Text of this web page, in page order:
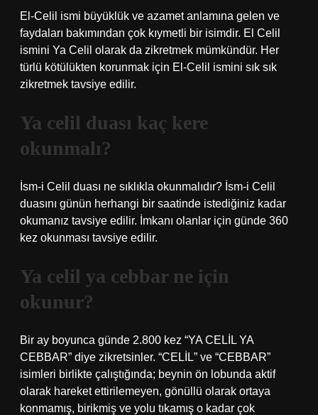
El-Celil ismi büyüklük ve azamet anlamına gelen ve
faydaları bakımından çok kıymetli bir isimdir. El Celil
ismini Ya Celil olarak da zikretmek mümkündür. Her
türlü kötülükten korunmak için El-Celil ismini sık sık
zikretmek tavsiye edilir.
Ya celil duası kaç kere
okunmalı?
İsm-i Celil duası ne sıklıkla okunmalıdır? İsm-i Celil
duasını günün herhangi bir saatinde istediğiniz kadar
okumanız tavsiye edilir. İmkanı olanlar için günde 360 ​​
kez okunması tavsiye edilir.
Ya celil ya cebbar ne için
okunur?
Bir ay boyunca günde 2.800 kez “YA CELİL YA
CEBBAR” diye zikretsinler. “CELİL” ve “CEBBAR”
isimleri birlikte çalıştığında; beynin ön lobunda aktif
olarak hareket ettirilemeyen, gönüllü olarak ortaya
konmamış, birikmiş ve yolu tıkamış o kadar çok